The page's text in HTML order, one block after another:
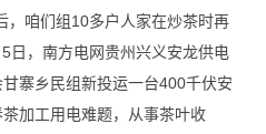
咱们组10多户人家在炒茶时再
，南方电网贵州兴义安龙供电
寨乡民组新投运一台400千伏安
加工用电难题，从事茶叶收